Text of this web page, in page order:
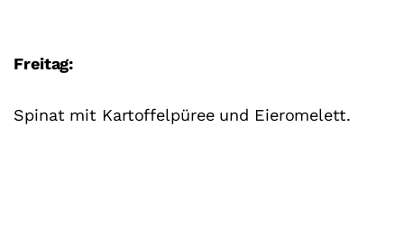
Freitag:
Spinat mit Kartoffelpüree und Eieromelett.